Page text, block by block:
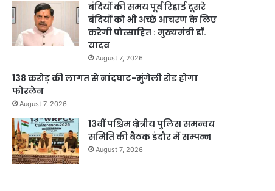
बंदियों की समय पूर्व रिहाई दूसरे
बंदियों को भी अच्छे आचरण के लिए
करेगी प्रोत्साहित : मुख्यमंत्री डॉ.
यादव
August 7, 2026
138 करोड़ की लागत से नांदघाट-मुंगेली रोड होगा
फोरलेन
August 7, 2026
13वीं पश्चिम क्षेत्रीय पुलिस समन्वय
समिति की बैठक इंदौर में सम्पन्न
August 7, 2026